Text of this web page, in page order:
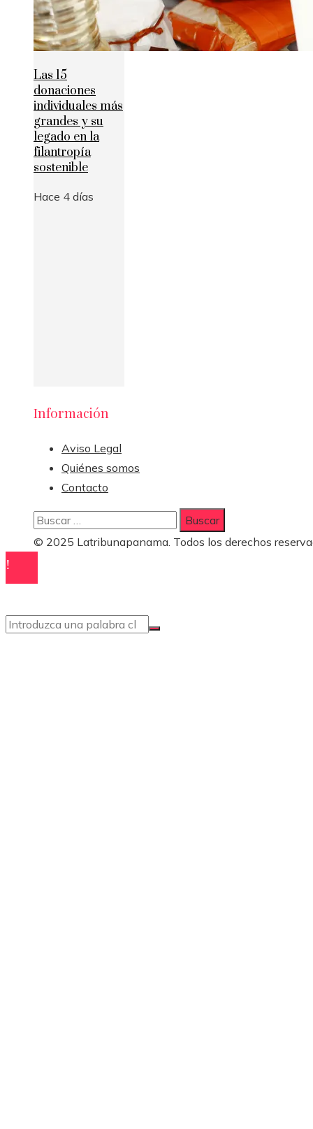
Las 15
donaciones
individuales más
grandes y su
legado en la
filantropía
sostenible
Hace 4 días
Información
Aviso Legal
Quiénes somos
Contacto
Buscar:
© 2025 Latribunapanama. Todos los derechos